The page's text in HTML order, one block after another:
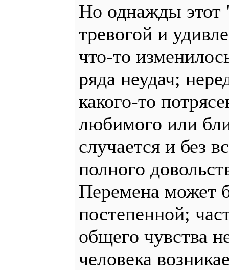
Но однажды
тревогой и
что-то
ряда неудач;
какого-то
любимого или
случается и без
полного
Перемена может
постепенной;
общего чувства
человека